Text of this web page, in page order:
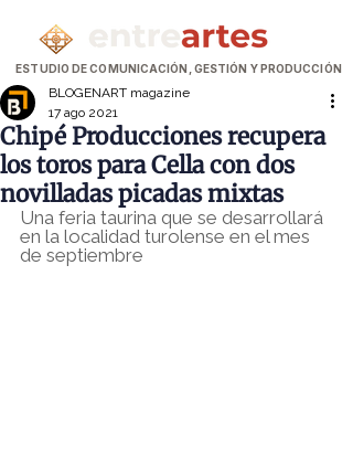
ESTUDIO DE COMUNICACIÓN, GESTIÓN Y PRODUCCIÓN
Chipé Producciones recupera
los toros para Cella con dos
novilladas picadas mixtas
BLOGENART magazine
17 ago 2021
Una feria taurina que se desarrollará
en la localidad turolense en el mes
de septiembre